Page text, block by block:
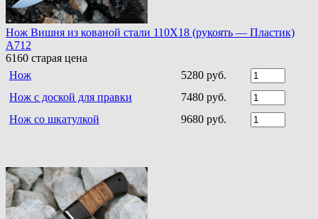
Нож Вишня из кованой стали 110Х18 (рукоять — Пластик)
A712
6160 старая цена
Нож
5280 руб.
Нож с доской для правки
7480 руб.
Нож со шкатулкой
9680 руб.